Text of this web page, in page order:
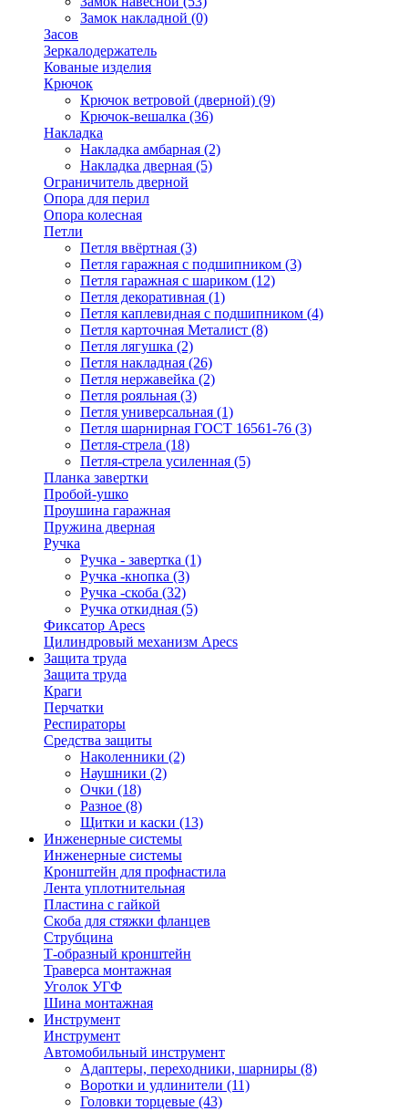
Замок накладной (0)
Засов
Зеркалодержатель
Кованые изделия
Крючок
Крючок ветровой (дверной) (9)
Крючок-вешалка (36)
Накладка
Накладка амбарная (2)
Накладка дверная (5)
Ограничитель дверной
Опора для перил
Опора колесная
Петли
Петля ввёртная (3)
Петля гаражная с подшипником (3)
Петля гаражная с шариком (12)
Петля декоративная (1)
Петля каплевидная с подшипником (4)
Петля карточная Металист (8)
Петля лягушка (2)
Петля накладная (26)
Петля нержавейка (2)
Петля рояльная (3)
Петля универсальная (1)
Петля шарнирная ГОСТ 16561-76 (3)
Петля-стрела (18)
Петля-стрела усиленная (5)
Планка завертки
Пробой-ушко
Проушина гаражная
Пружина дверная
Ручка
Ручка - завертка (1)
Ручка -кнопка (3)
Ручка -скоба (32)
Ручка откидная (5)
Фиксатор Apecs
Цилиндровый механизм Apecs
Защита труда
Защита труда
Краги
Перчатки
Респираторы
Средства защиты
Наколенники (2)
Наушники (2)
Очки (18)
Разное (8)
Щитки и каски (13)
Инженерные системы
Инженерные системы
Кронштейн для профнастила
Лента уплотнительная
Пластина с гайкой
Скоба для стяжки фланцев
Струбцина
Т-образный кронштейн
Траверса монтажная
Уголок УГФ
Шина монтажная
Инструмент
Инструмент
Автомобильный инструмент
Адаптеры, переходники, шарниры (8)
Воротки и удлинители (11)
Головки торцевые (43)